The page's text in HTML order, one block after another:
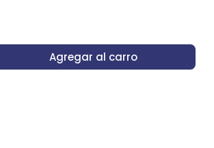
Agregar al carro